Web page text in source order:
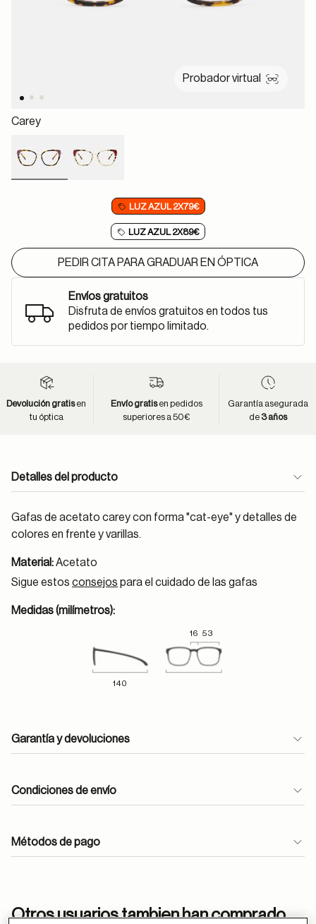
Probador virtual
Carey
LUZ AZUL 2X79€
LUZ AZUL 2X89€
PEDIR CITA PARA GRADUAR EN ÓPTICA
Envíos gratuitos
Disfruta de envíos gratuitos en todos tus
pedidos por tiempo limitado.
Devolución gratisen
tu óptica
Envío gratisen pedidos
superiores a 50€
Garantía asegurada
de 3 años
Detalles del producto
Gafas de acetato carey con forma "cat-eye" y detalles de
colores en frente y varillas.
Material:Acetato
Sigue estos consejos para el cuidado de las gafas
Medidas (milímetros):
16 53
140
Garantía y devoluciones
ayuda
Condiciones de envío
Métodos de pago
Otros usuarios tambien han comprado